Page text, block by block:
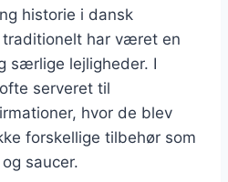
historie i dansk
har været en
særlige lejligheder. I
serveret til
hvor de blev
forskellige tilbehør som
saucer.